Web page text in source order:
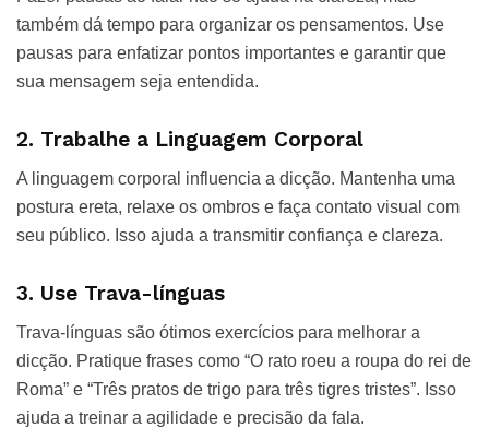
também dá tempo para organizar os pensamentos. Use
pausas para enfatizar pontos importantes e garantir que
sua mensagem seja entendida.
2. Trabalhe a Linguagem Corporal
A linguagem corporal influencia a dicção. Mantenha uma
postura ereta, relaxe os ombros e faça contato visual com
seu público. Isso ajuda a transmitir confiança e clareza.
3. Use Trava-línguas
Trava-línguas são ótimos exercícios para melhorar a
dicção. Pratique frases como “O rato roeu a roupa do rei de
Roma” e “Três pratos de trigo para três tigres tristes”. Isso
ajuda a treinar a agilidade e precisão da fala.